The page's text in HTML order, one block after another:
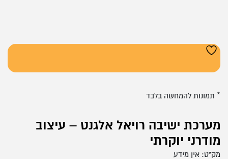
מערכת ישיבה רויאל אלגנט – עיצוב
מודרני יוקרתי
מק"ט: אין מידע
* תמונות להמחשה בלבד